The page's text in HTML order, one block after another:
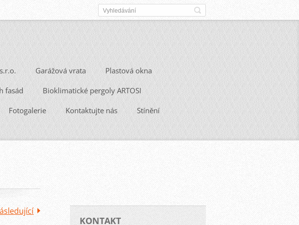
Garážová vrata Plastová okna
fasád Bioklimatické pergoly ARTOSI
Fotogalerie Kontaktujte nás Stínění
KONTAKT